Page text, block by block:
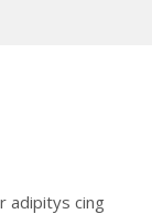
adipitys cing